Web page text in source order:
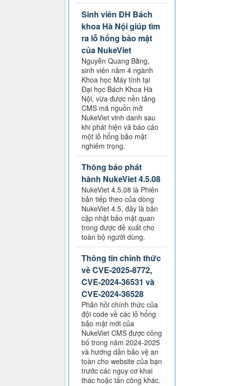
Sinh viên ĐH Bách
khoa Hà Nội giúp tìm
ra lỗ hổng bảo mật
của NukeViet
Nguyễn Quang Bằng,
sinh viên năm 4 ngành
Khoa học Máy tính tại
Đại học Bách Khoa Hà
Nội, vừa được nền tảng
CMS mã nguồn mở
NukeViet vinh danh sau
khi phát hiện và báo cáo
một lỗ hổng bảo mật
nghiêm trọng.
Thông báo phát
hành NukeViet 4.5.08
NukeViet 4.5.08 là Phiên
bản tiếp theo của dòng
NukeViet 4.5, đây là bản
cập nhật bảo mật quan
trong được đề xuất cho
toàn bộ người dùng.
Thông tin chính thức
về CVE-2025-8772,
CVE-2024-36531 và
CVE-2024-36528
Phản hồi chính thức của
đội code về các lỗ hổng
bảo mật mới của
NukeViet CMS được công
bố trong năm 2024-2025
và hướng dẫn bảo vệ an
toàn cho website của bạn
trước các nguy cơ khai
thác hoặc tấn công khác.